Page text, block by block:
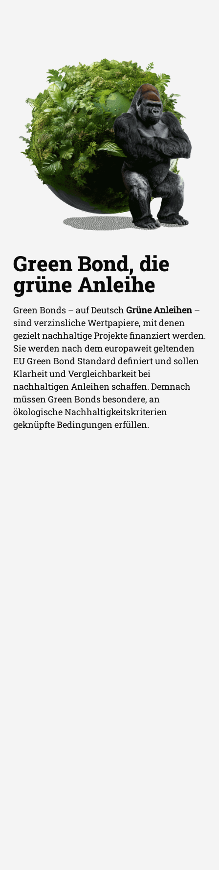
Green Bond, die
grüne Anleihe
Green Bonds – auf Deutsch Grüne Anleihen –
sind verzinsliche Wertpapiere, mit denen
gezielt nachhaltige Projekte finanziert werden.
Sie werden nach dem europaweit geltenden
EU Green Bond Standard definiert und sollen
Klarheit und Vergleichbarkeit bei
nachhaltigen Anleihen schaffen. Demnach
müssen Green Bonds besondere, an
ökologische Nachhaltigkeitskriterien
geknüpfte Bedingungen erfüllen.